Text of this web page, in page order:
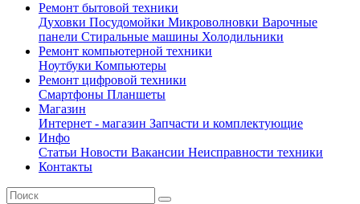
Ремонт бытовой техники
Духовки Посудомойки Микроволновки Варочные
панели Стиральные машины Холодильники
Ремонт компьютерной техники
Ноутбуки Компьютеры
Ремонт цифровой техники
Смартфоны Планшеты
Магазин
Интернет - магазин Запчасти и комплектующие
Инфо
Статьи Новости Вакансии Неисправности техники
Контакты